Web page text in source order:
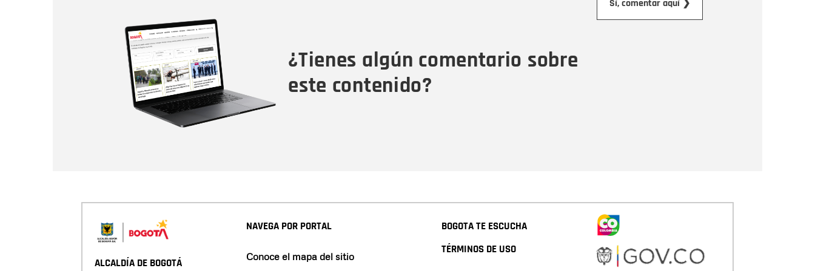
¿Tienes algún comentario sobre
este contenido?
Sí, comentar aquí ❯
ALCALDÍA DE BOGOTÁ
NAVEGA POR PORTAL
Conoce el mapa del sitio
BOGOTA TE ESCUCHA
TÉRMINOS DE USO